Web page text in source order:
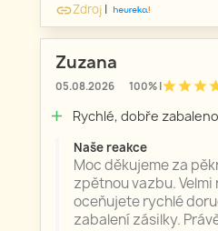
linkZdroj |
Zuzana
05.08.2026 100% |starstarstar
add Rychlé, dobře zabaleno
Naše reakce
Moc děkujeme za
zpětnou vazbu. Velmi
oceňujete rychlé
zabalení zásilky.